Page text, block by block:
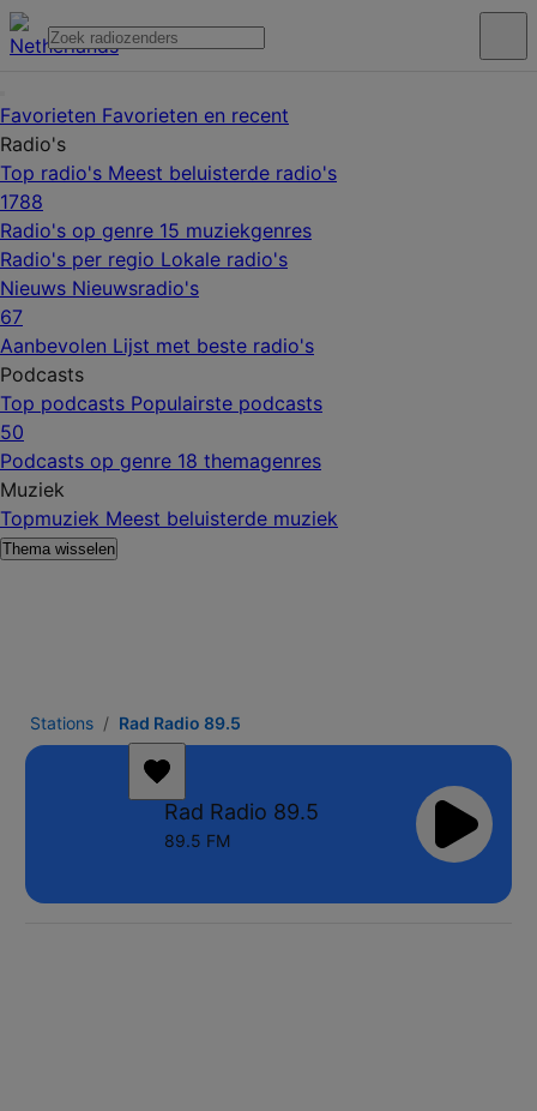
Favorieten Favorieten en recent
Radio's
Top radio's Meest beluisterde radio's
1788
Radio's op genre 15 muziekgenres
Radio's per regio Lokale radio's
Nieuws Nieuwsradio's
67
Aanbevolen Lijst met beste radio's
Podcasts
Top podcasts Populairste podcasts
50
Podcasts op genre 18 themagenres
Muziek
Topmuziek Meest beluisterde muziek
Thema wisselen
Stations Rad Radio 89.5
Rad Radio 89.5
89.5 FM